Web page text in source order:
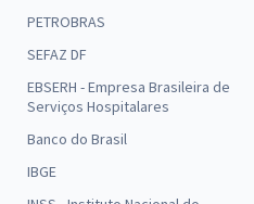
PETROBRAS
SEFAZ DF
EBSERH - Empresa Brasileira de
Serviços Hospitalares
Banco do Brasil
IBGE